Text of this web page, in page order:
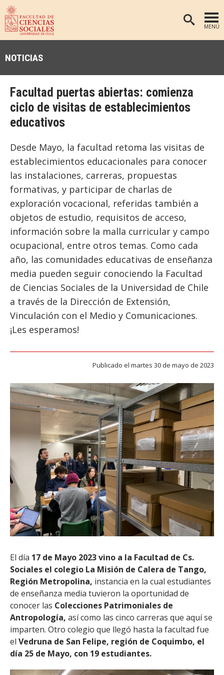
MENÚ
DEPARTAMENTOS
ANTROPOLOGÍA
SOCIOLOGÍA
TRABAJO SOCIAL
PREGRADO
PUBLICACIONES
EXTENSIÓN
BIBLIOTECA
ADMISIÓN
ESTUDIANTES
ACADÉMICOS
FUNCIONARIOS
EGRESADOS
NOTICIAS
Facultad puertas abiertas: comienza
ciclo de visitas de establecimientos
educativos
Desde Mayo, la facultad retoma las visitas de
establecimientos educacionales para conocer
las instalaciones, carreras, propuestas
formativas, y participar de charlas de
exploración vocacional, referidas también a
objetos de estudio, requisitos de acceso,
información sobre la malla curricular y campo
ocupacional, entre otros temas. Como cada
año, las comunidades educativas de enseñanza
media pueden seguir conociendo la Facultad
de Ciencias Sociales de la Universidad de Chile
a través de la Dirección de Extensión,
Vinculación con el Medio y Comunicaciones.
¡Les esperamos!
Publicado el martes 30 de mayo de 2023
El día 17 de Mayo 2023 vino a la Facultad de Cs.
Sociales el colegio La Misión de Calera de Tango,
Región Metropolina, instancia en la cual estudiantes
de enseñanza media tuvieron la oportunidad de
conocer las Colecciones Patrimoniales de
Antropología, así como las cinco carreras que aquí se
imparten. Otro colegio que llegó hasta la facultad fue
el Vedruna de San Felipe, región de Coquimbo, el
día 25 de Mayo, con 19 estudiantes.